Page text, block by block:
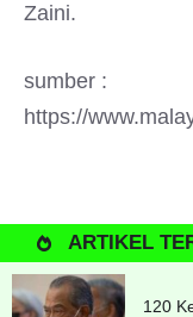
Zaini.
sumber :
https://
ARTIKEL
120